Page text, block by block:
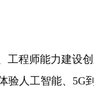
程师能力建设
人工智能、5G